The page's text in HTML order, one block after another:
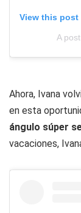
View this post
A
Ahora, Ivana
en esta
ángulo súper
vacaciones,